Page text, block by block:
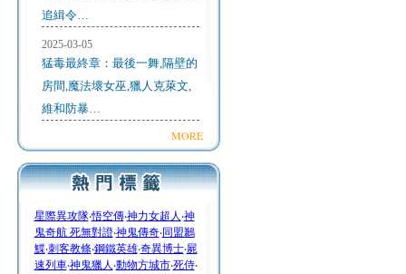
追緝令…
2025-03-05
猛毒最終章：最後一舞,隔壁的
房間,魔法壞女巫,獵人克萊文,
維和防暴…
MORE
星際異攻隊‧悟空傳‧神力女超人 ‧神
鬼奇航 死無對證‧神鬼傳奇‧同盟鶼
鰈‧刺客教條‧鋼鐵英雄‧奇異博士‧屍
速列車‧神鬼獵人 ‧動物方城市‧死侍‧